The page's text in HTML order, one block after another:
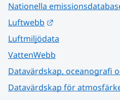
Nationella
Luftwebb
Luftmiljödata
VattenWebb
Datavärdskap, oceanografi
Datavärdskap för